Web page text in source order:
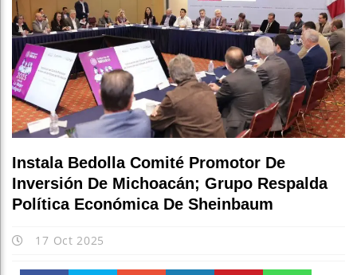
Instala Bedolla Comité Promotor De
Inversión De Michoacán; Grupo Respalda
Política Económica De Sheinbaum
17 Oct 2025